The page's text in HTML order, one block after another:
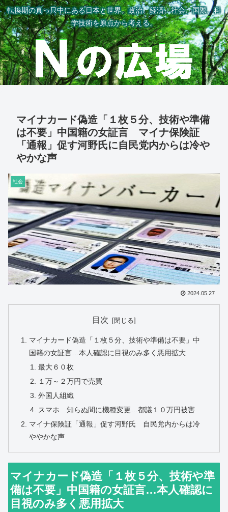
転換期の真っ只中にある日本と世界。政治、経済、社会、国際、科
学技術を原点から考える。
マイナカード偽造「１枚５分、技術や準備
は不要」中国籍の女証言 マイナ保険証
「通報」促す河野氏に自民党内からは冷や
やかな声
社会
2024.05.27
目次
マイナカード偽造「１枚５分、技術や準備は不要」中
国籍の女証言…本人確認に目視のみ多く悪用拡大
最大６０枚
１万～２万円で売買
外国人組織
スマホ 知らぬ間に機種変更…都議１０万円被害
マイナ保険証「通報」促す河野氏 自民党内からは冷
ややかな声
マイナカード偽造「１枚５分、技術や準
備は不要」中国籍の女証言…本人確認に
目視のみ多く悪用拡大